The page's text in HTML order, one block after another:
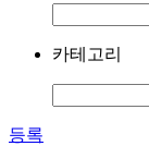
카테고리
등록